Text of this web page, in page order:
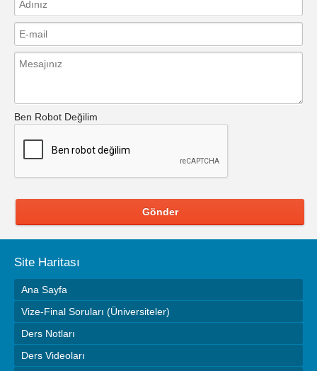
Ben Robot Değilim
Gönder
Site Haritası
Ana Sayfa
Vize-Final Soruları (Üniversiteler)
Ders Notları
Ders Videoları